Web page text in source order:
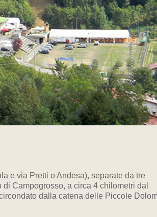
e via Pretti o Andesa), separate da tre
Campogrosso, a circa 4 chilometri dal
dalla catena delle Piccole